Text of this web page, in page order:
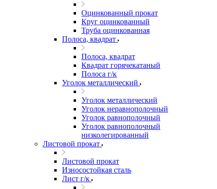
Оцинкованный прокат
Круг оцинкованный
Труба оцинкованная
Полоса, квадрат
Полоса, квадрат
Квадрат горячекатаный
Полоса г/к
Уголок металлический
Уголок металлический
Уголок неравнополочный
Уголок равнополочный
Уголок равнополочный
низколегированный
Листовой прокат
Листовой прокат
Износостойкая сталь
Лист г/к